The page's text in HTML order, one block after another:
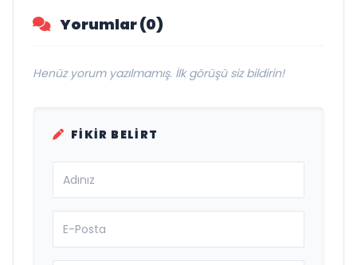
Yorumlar (0)
Henüz yorum yazılmamış. İlk görüşü siz bildirin!
FIKIR BELIRT